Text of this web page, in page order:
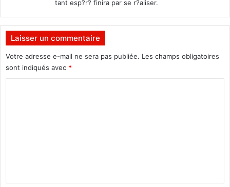
tant esp?r? finira par se r?aliser.
Laisser un commentaire
Votre adresse e-mail ne sera pas publiée. Les champs obligatoires
sont indiqués avec *